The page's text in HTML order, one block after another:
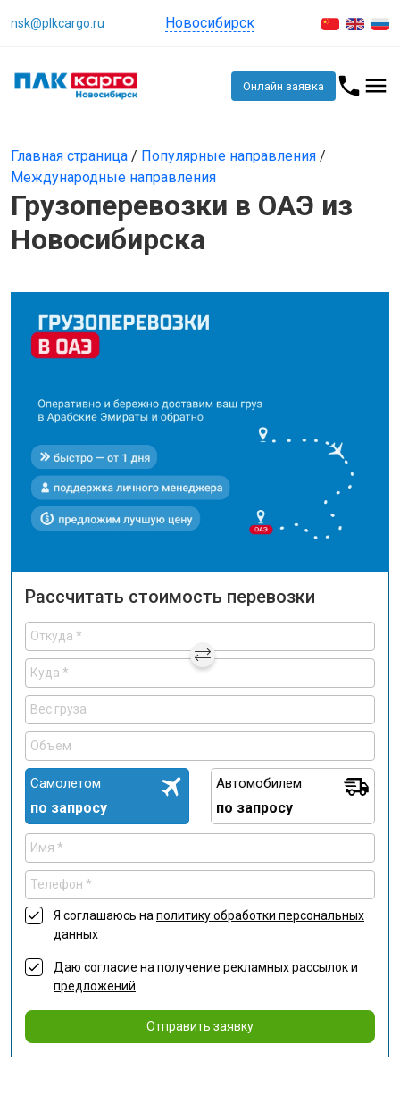
nsk@plkcargo.ru Новосибирск
Онлайн заявка
Главная страница / Популярные направления /
Международные направления
Грузоперевозки в ОАЭ из
Новосибирска
Рассчитать стоимость перевозки
Самолетом
по запросу
Автомобилем
по запросу
Я соглашаюсь наполитику обработки персональных
данных
Даю согласие на получение рекламных рассылок и
предложений
Отправить заявку